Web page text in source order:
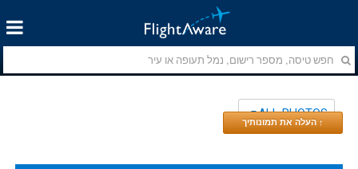
ALL PHOTOS
↑ העלה את תמונותיך